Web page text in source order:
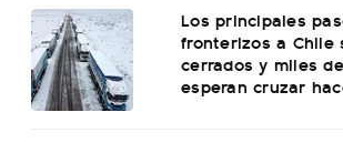
Los principales
fronterizos a Chile
cerrados y miles
esperan cruzar